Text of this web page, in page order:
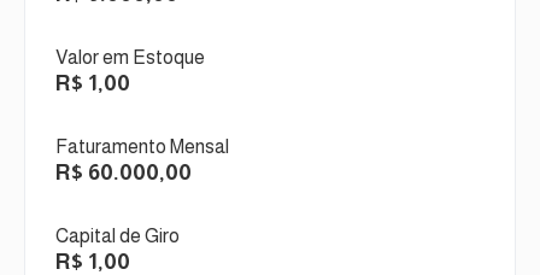
Valor em Estoque
R$ 1,00
Faturamento Mensal
R$ 60.000,00
Capital de Giro
R$ 1,00